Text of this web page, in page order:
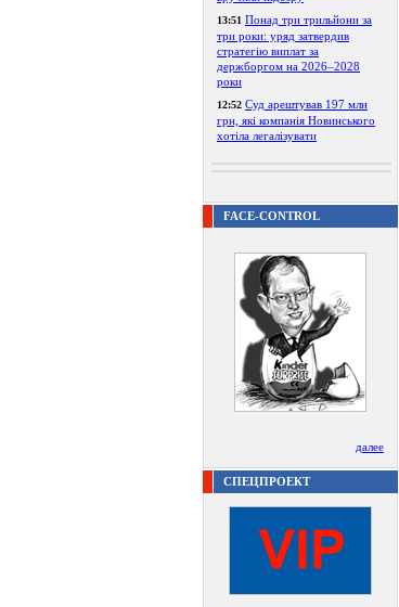
13:51 Понад три трильйони за
три роки: уряд затвердив
стратегію виплат за
держборгом на 2026–2028
роки
12:52 Суд арештував 197 млн
грн, які компанія Новинського
хотіла легалізувати
FACE-CONTROL
далее
СПЕЦПРОЕКТ